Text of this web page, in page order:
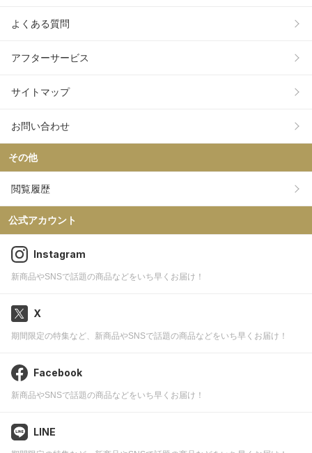
よくある質問
アフターサービス
サイトマップ
お問い合わせ
その他
閲覧履歴
公式アカウント
Instagram
新商品やSNSで話題の商品などをいち早くお届け！
X
期間限定の特集など、新商品やSNSで話題の商品などをいち早くお届け！
Facebook
新商品やSNSで話題の商品などをいち早くお届け！
LINE